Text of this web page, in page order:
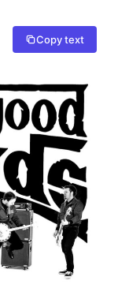
Copy text